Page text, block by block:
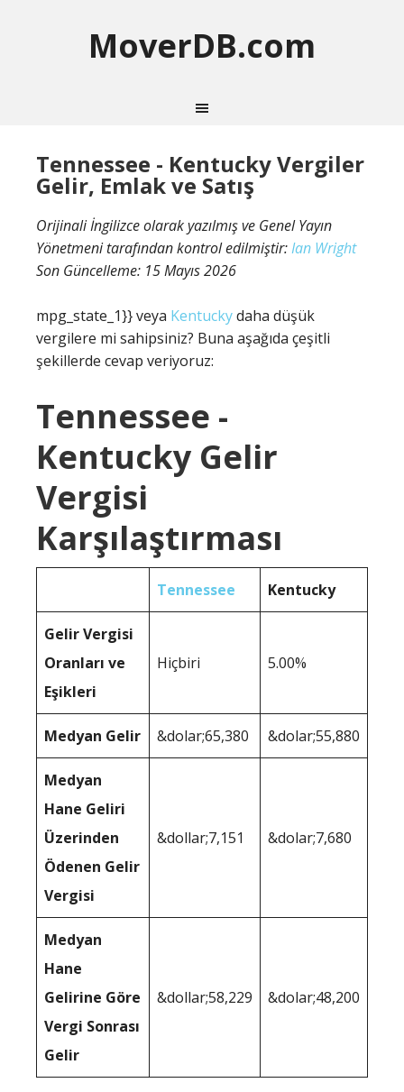
MoverDB.com
Tennessee - Kentucky Vergiler
Gelir, Emlak ve Satış
Orijinali İngilizce olarak yazılmış ve Genel Yayın
Yönetmeni tarafından kontrol edilmiştir:Ian Wright
Son Güncelleme: 15 Mayıs 2026
mpg_state_1}} veya Kentuckydaha düşük
vergilere mi sahipsiniz? Buna aşağıda çeşitli
şekillerde cevap veriyoruz:
Tennessee -
Kentucky Gelir
Vergisi
Karşılaştırması
Tennessee Kentucky
Gelir Vergisi
Oranları ve
Eşikleri
Hiçbiri 5.00%
Medyan Gelir &dolar;65,380 &dolar;55,880
Medyan
Hane Geliri
Üzerinden
Ödenen Gelir
Vergisi
&dollar;7,151 &dolar;7,680
Medyan
Hane
Gelirine Göre
Vergi Sonrası
Gelir
&dollar;58,229 &dolar;48,200